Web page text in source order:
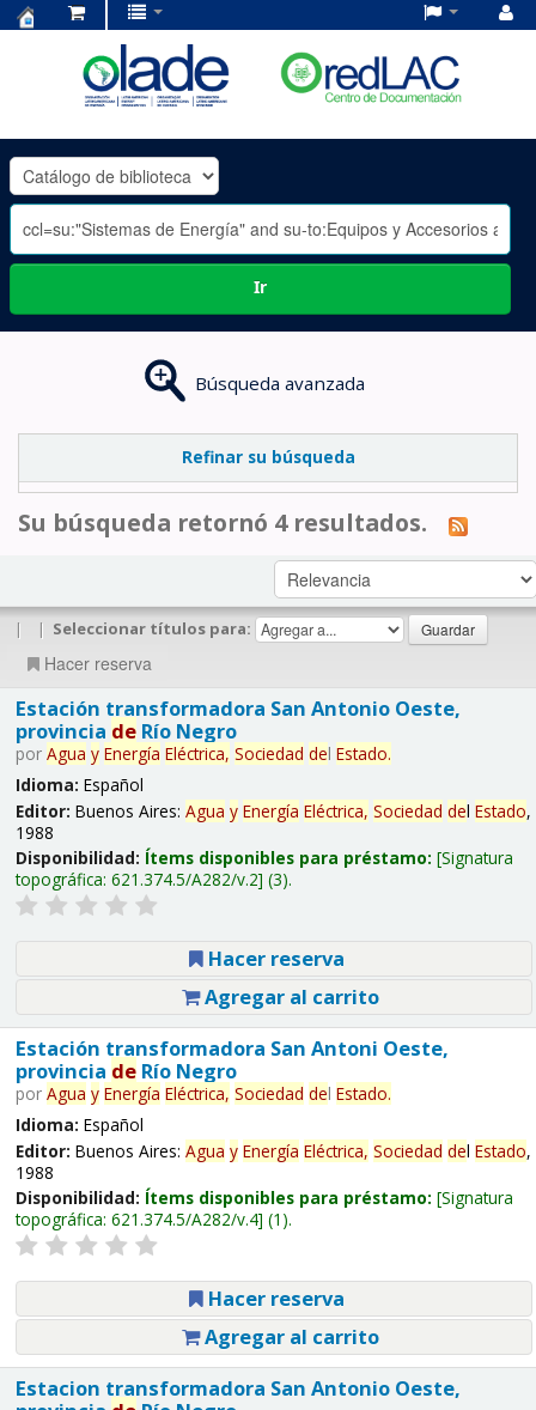
OLADE
-
Ir
Búsqueda avanzada
Refinar su búsqueda
Su búsqueda retornó 4 resultados.
| | Seleccionar títulos para:
Hacer reserva
Estación transformadora San Antonio Oeste,
provincia deRío Negro
por Agua y Energía Eléctrica, Sociedad del Estado.
Idioma: Español
Editor: Buenos Aires: Agua y Energía Eléctrica, Sociedad del Estado,
1988
Disponibilidad: Ítems disponibles para préstamo: Signatura
topográfica: 621.374.5/A282/v.2 (3).
Hacer reserva
Agregar al carrito
Estación transformadora San Antoni Oeste,
provincia deRío Negro
por Agua y Energía Eléctrica, Sociedad del Estado.
Idioma: Español
Editor: Buenos Aires: Agua y Energía Eléctrica, Sociedad del Estado,
1988
Disponibilidad: Ítems disponibles para préstamo: Signatura
topográfica: 621.374.5/A282/v.4 (1).
Hacer reserva
Agregar al carrito
Estacion transformadora San Antonio Oeste,